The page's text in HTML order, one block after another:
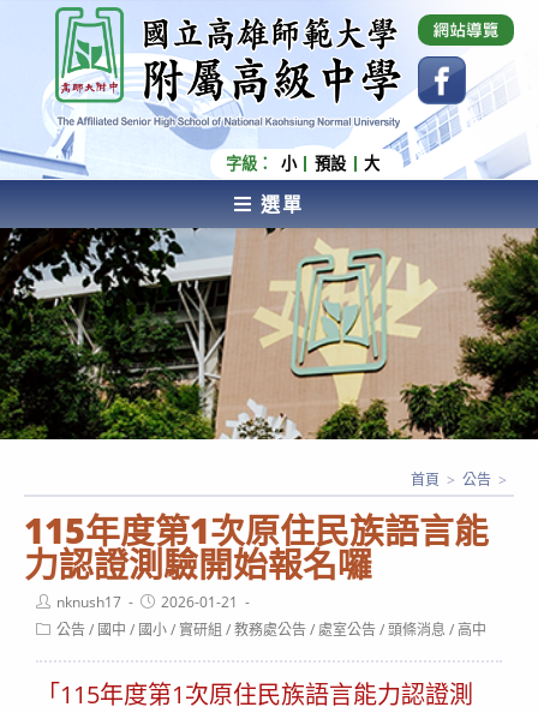
內
容
國立高雄師範大學附屬高級中學 Affiliated Senior
High School of National Kaohsiung Normal
University
字級： 小 預設 大
選單
AFFILIATED SENIOR HIGH SCHOOL OF NATIONAL
KAOHSIUNG NORMAL UNIVERSITY
115年度第1次原住民族語言能
力認證測驗開始報名囉
首頁 > 公告 >
Post
author:
nknush17
Post
published:
2026-01-21
Post公告/ 國中 / 國小/ 實研組 /教務處公告/處室公告/頭條消息 /高中
「115年度第1次原住民族語言能力認證測